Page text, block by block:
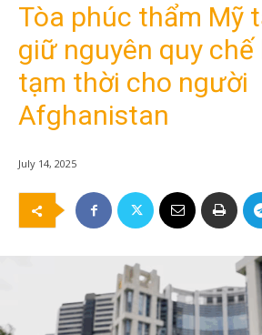
Tòa phúc thẩm Mỹ
giữ nguyên quy chế
tạm thời cho người
Afghanistan
July 14, 2025